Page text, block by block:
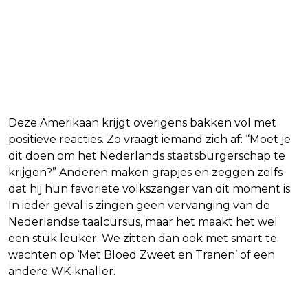
Deze Amerikaan krijgt overigens bakken vol met
positieve reacties. Zo vraagt iemand zich af: “Moet je
dit doen om het Nederlands staatsburgerschap te
krijgen?” Anderen maken grapjes en zeggen zelfs
dat hij hun favoriete volkszanger van dit moment is.
In ieder geval is zingen geen vervanging van de
Nederlandse taalcursus, maar het maakt het wel
een stuk leuker. We zitten dan ook met smart te
wachten op ‘Met Bloed Zweet en Tranen’ of een
andere WK-knaller.